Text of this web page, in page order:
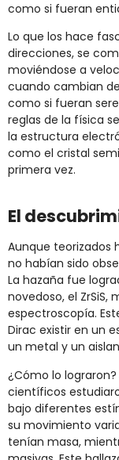
como si fueran
Lo que los hace
direcciones, se
moviéndose a
cuando cambian
como si fueran
reglas de la física
la estructura
como el cristal
primera vez.
El
Aunque teorizados
no habían sido
La hazaña fue
novedoso, el
espectroscopía.
Dirac existir en un
un metal y un
¿Cómo lo
científicos
bajo diferentes
su movimiento
tenían masa,